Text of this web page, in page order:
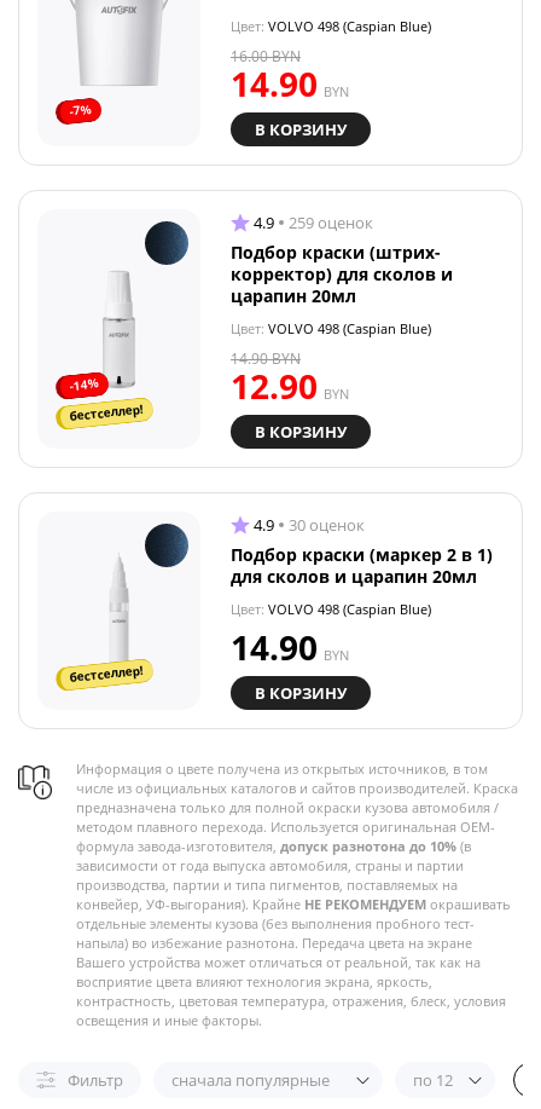
-7%
Цвет: VOLVO 498 (Caspian Blue)
14.90 BYN
16.00BYN
В КОРЗИНУ
-14%
бестселлер!
4.9 259 оценок
Подбор краски (штрих-
корректор) для сколов и
царапин 20мл
Цвет: VOLVO 498 (Caspian Blue)
12.90 BYN
14.90BYN
В КОРЗИНУ
бестселлер!
4.9 30 оценок
Подбор краски (маркер 2 в 1)
для сколов и царапин 20мл
Цвет: VOLVO 498 (Caspian Blue)
14.90 BYN
В КОРЗИНУ
Информация о цвете получена из открытых источников, в том
числе из официальных каталогов и сайтов производителей. Краска
предназначена только для полной окраски кузова автомобиля /
методом плавного перехода. Используется оригинальная OEM-
формула завода-изготовителя, допуск разнотона до 10% (в
зависимости от года выпуска автомобиля, страны и партии
производства, партии и типа пигментов, поставляемых на
конвейер, УФ-выгорания). Крайне НЕ РЕКОМЕНДУЕМ окрашивать
отдельные элементы кузова (без выполнения пробного тест-
напыла) во избежание разнотона. Передача цвета на экране
Вашего устройства может отличаться от реальной, так как на
восприятие цвета влияют технология экрана, яркость,
контрастность, цветовая температура, отражения, блеск, условия
освещения и иные факторы.
Фильтр сначала популярные по 12